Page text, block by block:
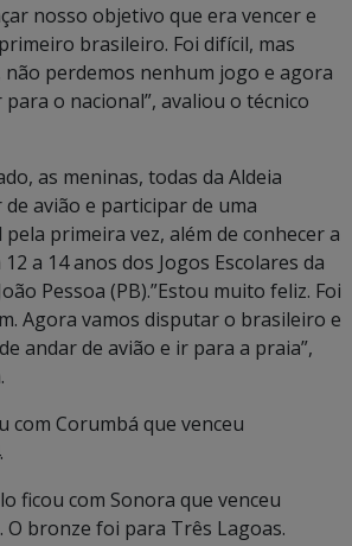
nosso objetivo que era vencer e
brasileiro. Foi difícil, mas
perdemos nenhum jogo e agora
o nacional”, avaliou o técnico
as meninas, todas da Aldeia
avião e participar de uma
primeira vez, além de conhecer a
a 14 anos dos Jogos Escolares da
Pessoa (PB).”Estou muito feliz. Foi
Agora vamos disputar o brasileiro e
andar de avião e ir para a praia”,
com Corumbá que venceu
ficou com Sonora que venceu
O bronze foi para Três Lagoas.